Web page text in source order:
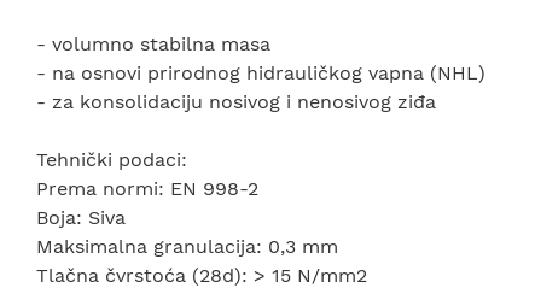
- volumno stabilna masa
- na osnovi prirodnog hidrauličkog vapna (NHL)
- za konsolidaciju nosivog i nenosivog ziđa
Tehnički podaci:
Prema normi: EN 998-2
Boja: Siva
Maksimalna granulacija: 0,3 mm
Tlačna čvrstoća (28d): > 15 N/mm2